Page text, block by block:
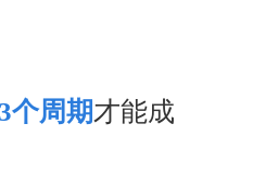
3个周期才能成